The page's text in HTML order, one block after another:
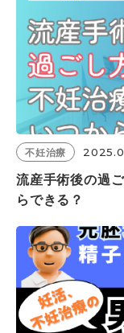
不妊治療
流産手術後の過
らできる？